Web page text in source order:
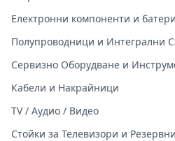
Електронни компоненти и
Полупроводници и Интегрални
Сервизно Оборудване и
Кабели и Накрайници
TV / Аудио / Видео
Стойки за Телевизори и